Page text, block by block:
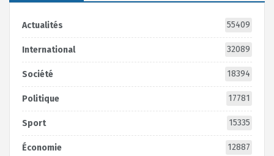
Actualités 55409
International 32089
Société 18394
Politique 17781
Sport 15335
Économie 12887